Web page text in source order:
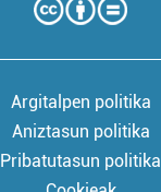
Argitalpen politika
Aniztasun politika
Pribatutasun politika